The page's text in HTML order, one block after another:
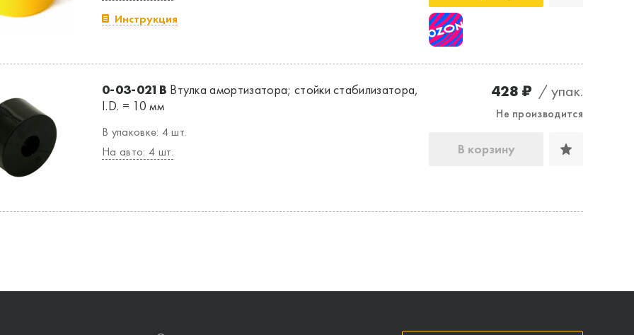
Инструкция
0-03-021B Втулка амортизатора; стойки стабилизатора,
I.D. = 10 мм
В упаковке: 4 шт.
На авто: 4 шт.
428 ₽ / упак.
Не производится
В корзину